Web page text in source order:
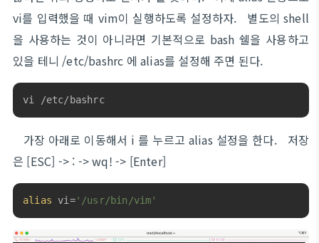
vi를 입력했을 때 vim이 실행하도록 설정하자. 별도의 shell
을 사용하는 것이 아니라면 기본적으로 bash 쉘을 사용하고
있을 테니 /etc/bashrc 에 alias를 설정해 주면 된다.
vi /etc/bashrc
가장 아래로 이동해서 i 를 누르고 alias 설정을 한다. 저장
은 [ESC] -> : -> wq! -> [Enter]
alias vi='/usr/bin/vim'